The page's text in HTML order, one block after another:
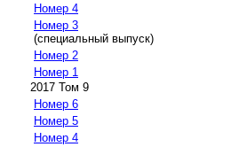
Номер 4
Номер 3
(специальный выпуск)
Номер 2
Номер 1
2017 Том 9
Номер 6
Номер 5
Номер 4